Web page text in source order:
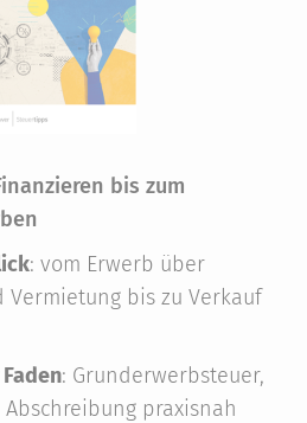
bis zum
: vom Erwerb über
Vermietung bis zu Verkauf
: Grunderwerbsteuer,
praxisnah